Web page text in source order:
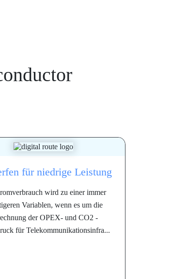
für niedrige Leistung
wird zu einer immer
Variablen, wenn es um die
der OPEX- und CO2 -
für Telekommunikationsinfra...